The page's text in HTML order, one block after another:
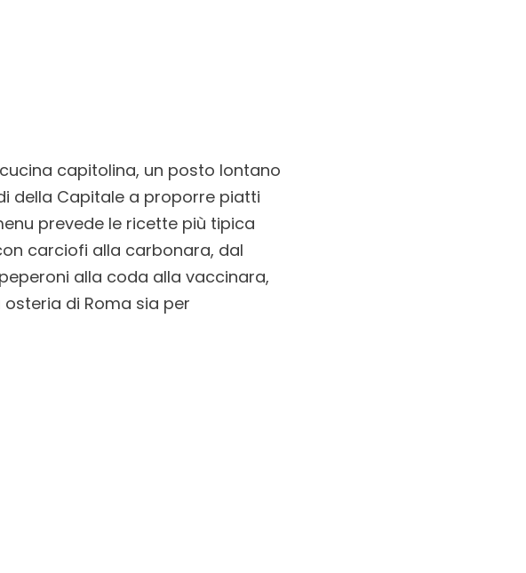
capitolina, un posto lontano
della Capitale a proporre piatti
prevede le ricette più tipica
carciofi alla carbonara, dal
alla coda alla vaccinara,
di Roma sia per